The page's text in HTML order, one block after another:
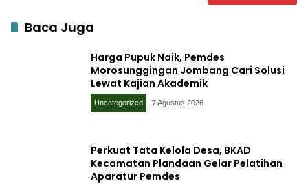
Baca Juga
Harga Pupuk Naik, Pemdes
Morosunggingan Jombang Cari Solusi
Lewat Kajian Akademik
Uncategorized 7 Agustus 2026
Perkuat Tata Kelola Desa, BKAD
Kecamatan Plandaan Gelar Pelatihan
Aparatur Pemdes